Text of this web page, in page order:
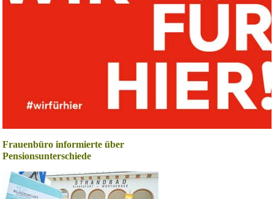
Frauenbüro informierte über
Pensionsunterschiede